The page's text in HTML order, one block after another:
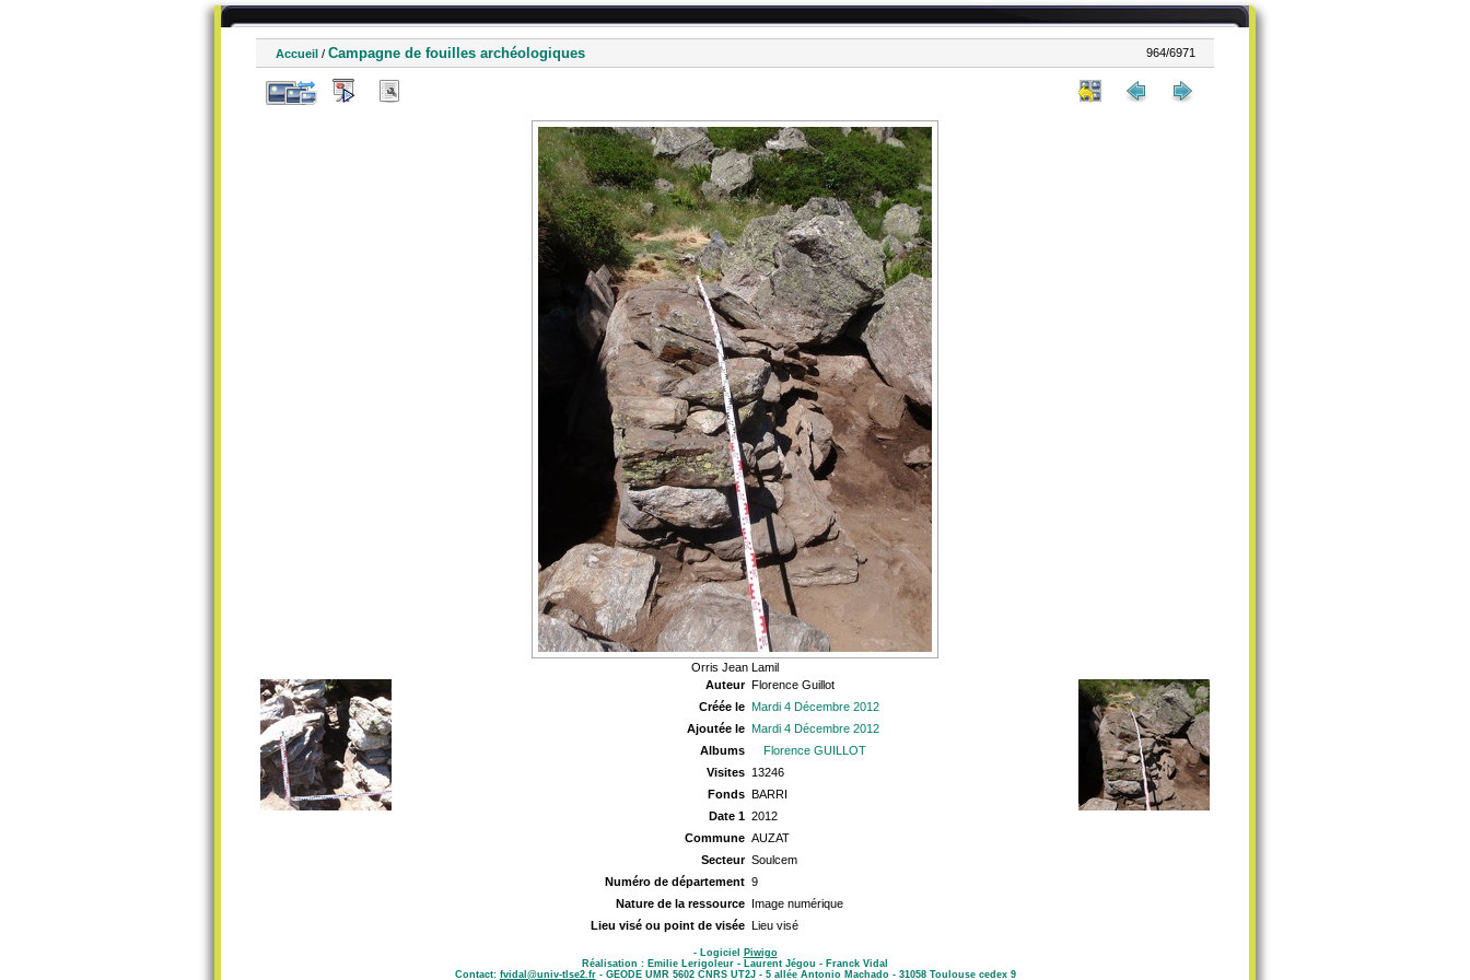
Accueil / Campagne de fouilles archéologiques 964/6971
Orris Jean Lamil
Auteur Florence Guillot
Créée le Mardi 4 Décembre 2012
Ajoutée le Mardi 4 Décembre 2012
Albums
Florence GUILLOT
Visites 13246
Fonds BARRI
Date 1 2012
Commune AUZAT
Secteur Soulcem
Numéro de département 9
Nature de la ressource Image numérique
Lieu visé ou point de visée Lieu visé
- Logiciel
Piwigo
Réalisation : Emilie Lerigoleur - Laurent Jégou - Franck Vidal
Contact: fvidal@univ-tlse2.fr- GEODE UMR 5602 CNRS UT2J - 5 allée Antonio Machado - 31058 Toulouse cedex 9